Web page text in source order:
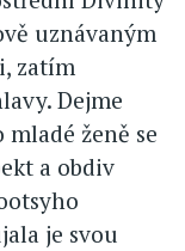
uznávaným
zatím
Dejme
ženě se
a obdiv
je svou